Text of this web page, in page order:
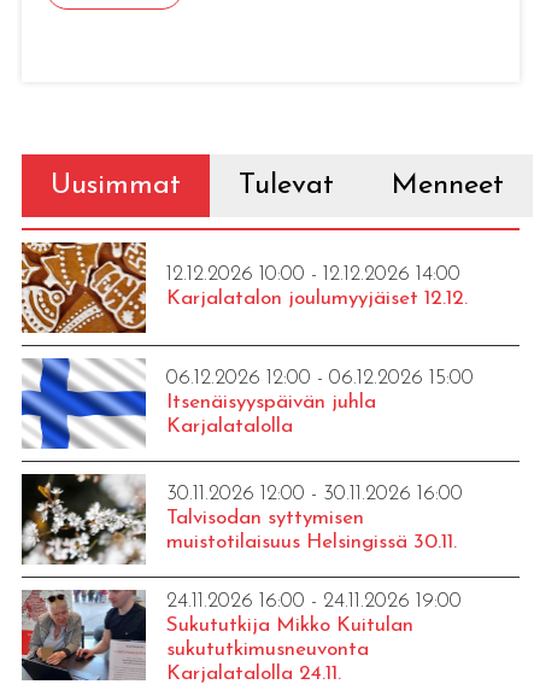
Uusimmat Tulevat Menneet
12.12.2026 10:00 - 12.12.2026 14:00
Karjalatalon joulumyyjäiset 12.12.
06.12.2026 12:00 - 06.12.2026 15:00
Itsenäisyyspäivän juhla
Karjalatalolla
30.11.2026 12:00 - 30.11.2026 16:00
Talvisodan syttymisen
muistotilaisuus Helsingissä 30.11.
24.11.2026 16:00 - 24.11.2026 19:00
Sukututkija Mikko Kuitulan
sukututkimusneuvonta
Karjalatalolla 24.11.